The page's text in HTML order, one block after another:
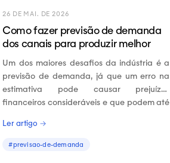
26 DE MAI. DE 2026
Como fazer previsão de demanda
dos canais para produzir melhor
Um dos maiores desafios da indústria é a
previsão de demanda, já que um erro na
estimativa pode causar prejuízos
financeiros consideráveis e que podem até
Ler artigo →
#previsao-de-demanda